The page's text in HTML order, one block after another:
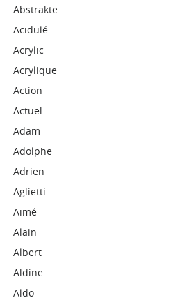
Abstrakte
Acidulé
Acrylic
Acrylique
Action
Actuel
Adam
Adolphe
Adrien
Aglietti
Aimé
Alain
Albert
Aldine
Aldo